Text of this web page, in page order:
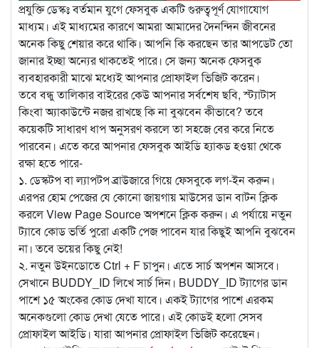
প্রযুক্তি ডেস্কঃ বর্তমান যুগে ফেসবুক একটি গুরুত্বপূর্ণ যোগাযোগ
মাধ্যম। এই মাধ্যমের কারণে আমরা আমাদের দৈনন্দিন জীবনের
অনেক কিছু শেয়ার করে থাকি। আপনি কি করছেন তার আপডেট তো
জানার ইচ্ছা অন্যের থাকতেই পারে। সে জন্য অনেক ফেসবুক
ব্যবহারকারী মাঝে মধ্যেই আপনার প্রোফাইল ভিজিট করেন।
তবে বন্ধু তালিকার বাইরের কেউ আপনার সর্বশেষ ছবি, স্ট্যাটাস
কিংবা অ্যাকাউন্টে নজর রাখছে কি না বুঝবেন কীভাবে? তবে
কয়েকটি সাধারণ ধাপ অনুসরণ করলে তা সহজে বের করে নিতে
পারবেন। এতে করে আপনার ফেসবুক আইডি হ্যাকড হওয়া থেকে
রক্ষা হতে পারে-
১. ডেস্কটপ বা ল্যাপটপ ব্রাউজারে গিয়ে ফেসবুকে লগ-ইন করুন।
এরপর হোম পেজের যে কোনো জায়গায় মাউসের ডান বাটন ক্লিক
করলে View Page Source অপশনে ক্লিক করুন। এ পর্যায়ে নতুন
ট্যাবে কোড ভর্তি পুরো একটি পেজ পাবেন যার কিছুই আপনি বুঝবেন
না। তবে ভয়ের কিছু নেই!
২. নতুন উইনডোতে Ctrl + F চাপুন। এতে সার্চ অপশন আসবে।
সেখানে BUDDY_ID লিখে সার্চ দিন। BUDDY_ID ট্যাগের ডান
পাশে ১৫ অংকের কোড দেখা যাবে। একই ট্যাগের পাশে এরকম
অনেকগুলো কোড দেখা যেতে পারে। এই কোডই হলো সেসব
প্রোফাইল আইডি। যারা আপনার প্রোফাইল ভিজিট করেছেন।